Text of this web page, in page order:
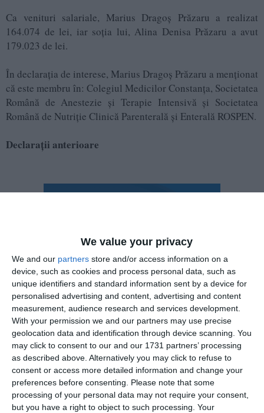
We value your privacy
We and our partners store and/or access information on a
device, such as cookies and process personal data, such as
unique identifiers and standard information sent by a device for
personalised advertising and content, advertising and content
measurement, audience research and services development.
With your permission we and our partners may use precise
geolocation data and identification through device scanning. You
may click to consent to our and our 1731 partners’ processing
as described above. Alternatively you may click to refuse to
consent or access more detailed information and change your
preferences before consenting. Please note that some
processing of your personal data may not require your consent,
but you have a right to object to such processing. Your
Ca venituri salariale, Marius Dragoș Prăzaru a realizat
164.074 de lei, iar soția lui, Alina Denisa Prăzaru a avut
179.023 de lei.
În declarația de interese, Marius Dragoș Prăzaru a menționat
că este membru în: Colegiul Medicilor Constanța, Societatea
Română de Anestezie și Terapie Intensivă și Societatea
Română de Nutriție Clinică Parenterală și Enterală ROSPEN.
Declarații anterioare
În declarația de avere din 2022, Marius Dragoș Prăzaru a
înregistrat venituri salariale în valoare de 187.402 lei, iar
Alina Denisa Prăzaru a avut 176.161 de lei.